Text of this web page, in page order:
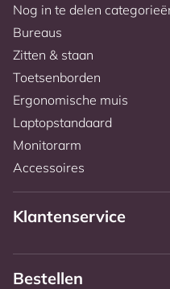
Nog in te delen
Bureaus
Zitten & staan
Toetsenborden
Ergonomische muis
Laptopstandaard
Monitorarm
Accessoires
Klantenservice
Bestellen